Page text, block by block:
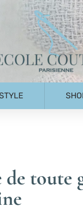
toute